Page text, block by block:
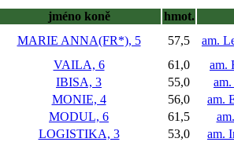
jméno koně
hmot.
MARIE ANNA(FR*), 5 57,5
am.
VAILA, 6 61,0
am.
IBISA, 3 55,0
MONIE, 4 56,0
am.
MODUL, 6 61,5
LOGISTIKA, 3 53,0 am.